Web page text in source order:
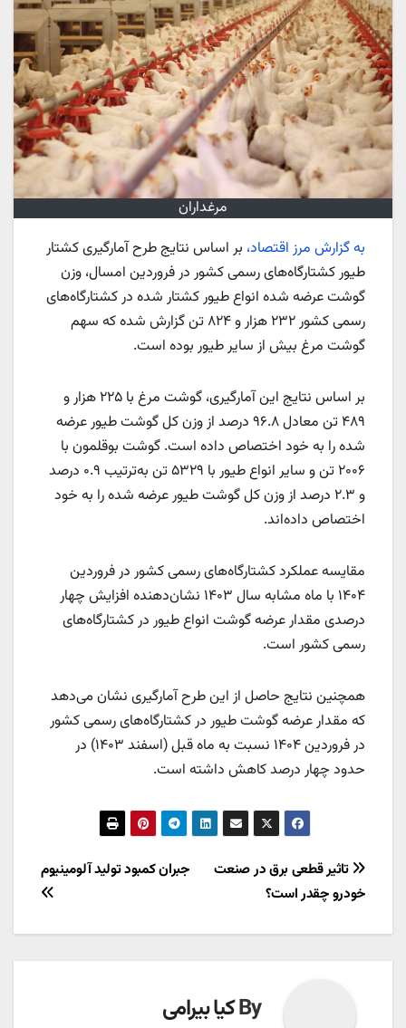
مرغداران
به گزارش مرز اقتصاد، بر اساس نتایج طرح آمارگیری کشتار
طیور کشتارگاه‌های رسمی کشور در فروردین امسال، وزن
گوشت عرضه‌ شده انواع طیور کشتار شده در کشتارگاه‌های
رسمی کشور ۲۳۲ هزار و ۸۲۴ تن گزارش شده که سهم
گوشت مرغ بیش از سایر طیور بوده است.
بر اساس نتایج این آمارگیری، گوشت مرغ با ۲۲۵ هزار و
۴۸۹ تن معادل ۹۶.۸ درصد از وزن کل گوشت طیور عرضه‌
شده را به خود اختصاص داده است. گوشت بوقلمون با
۲۰۰۶ تن و سایر انواع طیور با ۵۳۲۹ تن به‌ترتیب ۰.۹ درصد
و ۲.۳ درصد از وزن کل گوشت طیور عرضه‌ شده را به خود
اختصاص داده‌اند.
مقایسه عملکرد کشتارگاه‌های رسمی کشور در فروردین
۱۴۰۴ با ماه مشابه سال ۱۴۰۳ نشان‌دهنده افزایش چهار
درصدی مقدار عرضه گوشت انواع طیور در کشتارگاه‌های
رسمی کشور است.
همچنین نتایج حاصل از این طرح آمارگیری نشان می‌دهد
که مقدار عرضه گوشت طیور در کشتارگاه‌های رسمی کشور
در فروردین ۱۴۰۴ نسبت به ماه قبل (اسفند ۱۴۰۳) در
حدود چهار درصد کاهش داشته است.
راهبری
نوشته
جبران کمبود تولید آلومینیوم
تاثیر قطعی برق در صنعت
خودرو چقدر است؟
Byکیا بیرامی